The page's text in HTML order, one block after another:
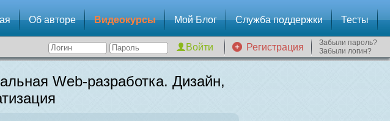
Об авторе Видеокурсы Мой Блог Служба поддержки Тесты
Регистрация
Забыли пароль?
Забыли логин?
Web-разработка. Дизайн,